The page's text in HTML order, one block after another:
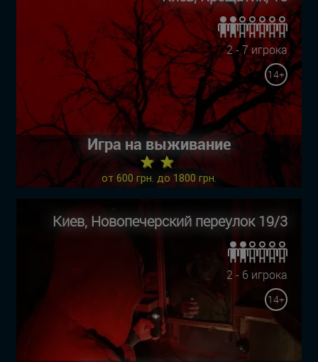
2 - 7 игрока
14+
Игра на выживание
★ ★
от 600 грн. до 1800 грн.
Киев, Новопечерский переулок 19/3
2 - 6 игрока
14+